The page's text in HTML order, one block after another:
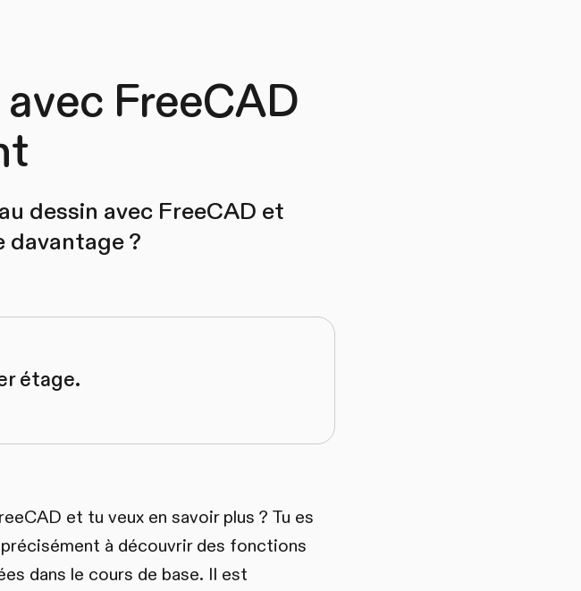
FreeCAD
dessin avec FreeCAD et
davantage ?
étage.
et tu veux en savoir plus ? Tu es
à découvrir des fonctions
dans le cours de base. Il est